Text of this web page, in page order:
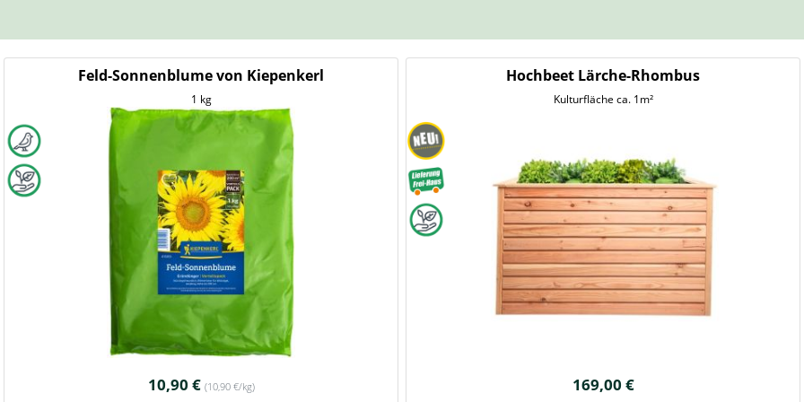
Feld-Sonnenblume von Kiepenkerl
1 kg
10,90 € (10,90 €/kg)
Hochbeet Lärche-Rhombus
Kulturfläche ca. 1m²
169,00 €